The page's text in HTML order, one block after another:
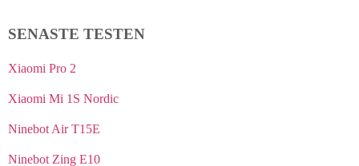
SENASTE TESTEN
Xiaomi Pro 2
Xiaomi Mi 1S Nordic
Ninebot Air T15E
Ninebot Zing E10